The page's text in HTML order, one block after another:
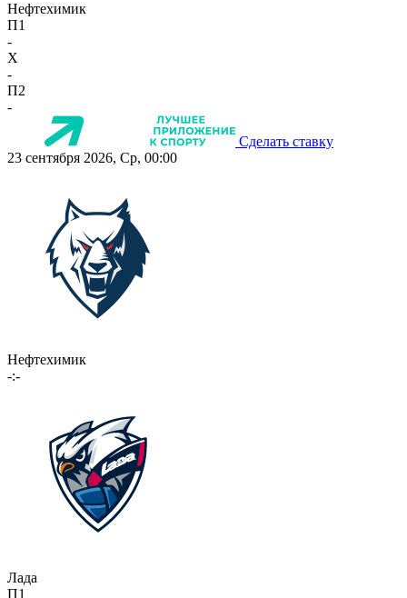
Нефтехимик
П1
-
X
-
П2
-
Сделать ставку
23 сентября 2026, Ср, 00:00
Нефтехимик
-:-
Лада
П1